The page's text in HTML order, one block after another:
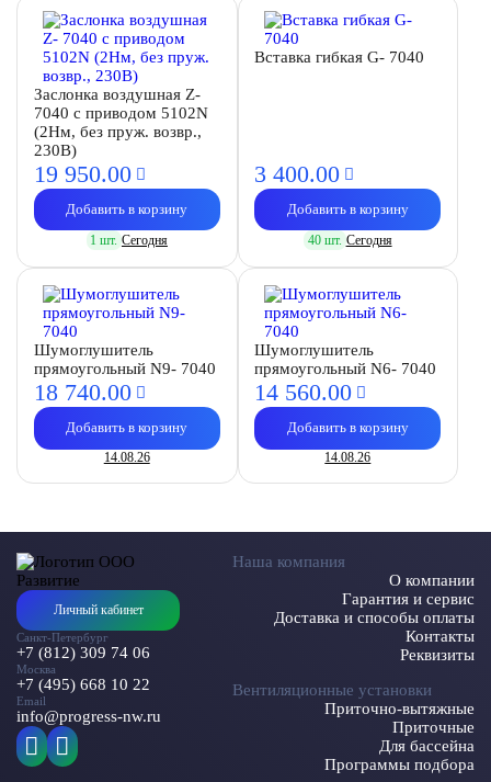
Заслонка воздушная Z-
7040 с приводом 5102N
(2Нм, без пруж. возвр.,
230В)
19 950.00
Добавить в корзину
1 шт. Сегодня
Вставка гибкая G- 7040
3 400.00
Добавить в корзину
40 шт. Сегодня
Шумоглушитель
прямоугольный N9- 7040
18 740.00
Добавить в корзину
14.08.26
Шумоглушитель
прямоугольный N6- 7040
14 560.00
Добавить в корзину
14.08.26
Личный кабинет
Санкт-Петербург
+7 (812) 309 74 06
Москва
+7 (495) 668 10 22
Email
info@progress-nw.ru
Наша компания
О компании
Гарантия и сервис
Доставка и способы оплаты
Контакты
Реквизиты
Вентиляционные установки
Приточно-вытяжные
Приточные
Для бассейна
Программы подбора